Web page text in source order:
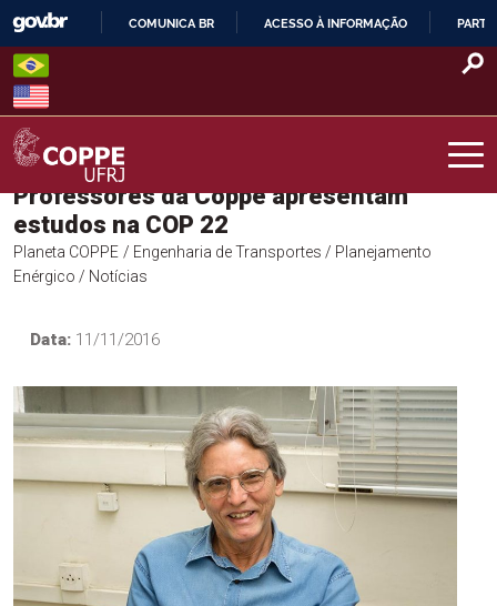
Skip
content
O
COMUNICA BR ACESSO À INFORMAÇÃO
COPPE – UFRJ
Professores da Coppe apresentam
estudos na COP 22
Planeta COPPE / Engenharia de Transportes / Planejamento
Enérgico / Notícias
Data: 11/11/2016